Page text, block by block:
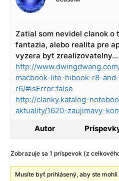
Zatial som nevidel clanok o
fantazia, alebo realita pre
vyzera byt zrealizovatelny…
http://
macbook-lite-hibook-r8-
r6/#isError:false
http://clanky.katalog-
aktuality/1620-zaujimavy-
Autor
Zobrazuje sa 1 príspevok (z
Musíte byť prihlásený, aby ste